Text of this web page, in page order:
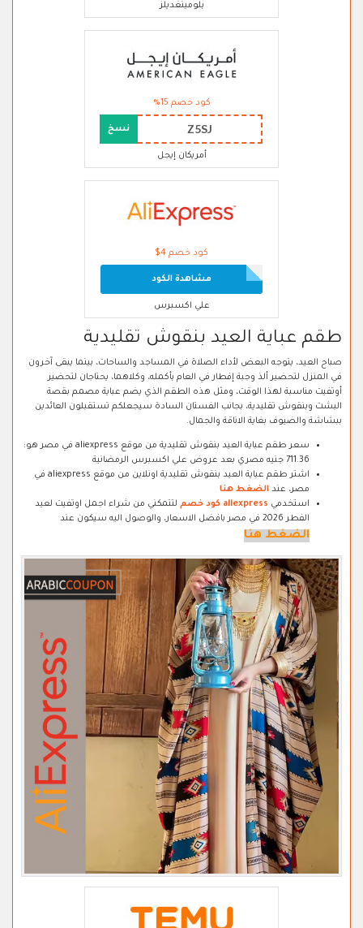
بلومينغديلز
كود خصم 15%
Z5SJ نسخ
أمريكان إيجل
كود خصم 4$
مشاهدة الكود
علي اكسبرس
طقم عباية العيد بنقوش تقليدية
صباح العيد، يتوجه البعض لأداء الصلاة في المساجد والساحات، بينما يبقى آخرون
في المنزل لتحضير ألذ وجبة إفطار في العام بأكمله، وكلاهما، يحتاجان لتحضير
أوتفيت مناسبة لهذا الوقت، ومثل هذه الطقم الذي يضم عباية مصمم بقصة
البشت وبنقوش تقليدية، بجانب الفستان السادة سيجعلكم تستقبلون العائدين
ببشاشة والضيوف بغاية الاناقة والجمال.
سعر طقم عباية العيد بنقوش تقليدية من موقع aliexpress في مصر هو:
711.36 جنيه مصري بعد عروض علي اكسبرس الرمضانية
اشتر طقم عباية العيد بنقوش تقليدية اونلاين من موقع aliexpress في
مصر، عند الضغط هنا
استخدمي aliexpress كود خصم
لتتمكني من شراء اجمل اوتفيت لعيد
الفطر 2026 في مصر بافضل الاسعار، والوصول اليه سيكون عند
الضغط هنا